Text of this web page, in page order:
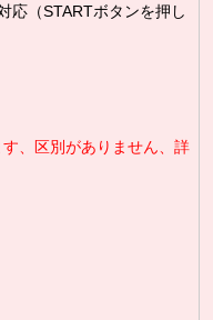
応（STARTボタンを押し
、区別がありません、詳